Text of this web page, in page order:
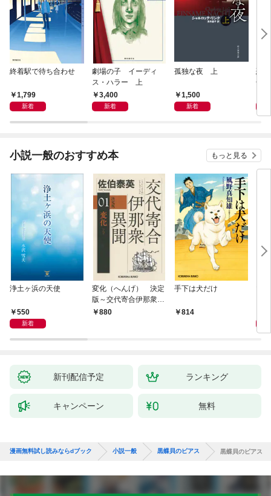
終着駅で待ち合わせ
1,799
新着
劇場の子 イーディ
ス・ハラー 上
3,400
新着
孤独な夜 上
1,500
新着
恐
化
小説一般のおすすめ本 もっと見る
浄土ヶ浜の天使
550
新着
変化（へんげ） 決定
版～交代寄合伊那衆異
聞（1）～
880
手下は犬だけ
814
新刊配信予定 ランキング
キャンペーン 無料
漫画無料試し読みならdブック 小説一般 黒蝶貝のピアス 黒蝶貝のピアス